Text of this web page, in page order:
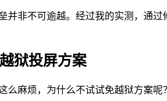
并非不可逾越。经过我的实测，通过
狱投屏方案
么麻烦，为什么不试试免越狱方案呢